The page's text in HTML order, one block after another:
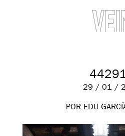
29 / 01 /
POR EDU